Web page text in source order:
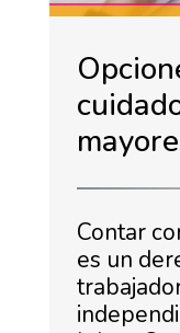
Contar
es un